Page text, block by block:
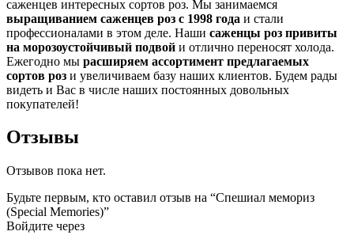
саженцев интересных сортов роз. Мы занимаемся
выращиванием саженцев роз с 1998 года и стали
профессионалами в этом деле. Наши саженцы роз привиты
на морозоустойчивый подвой и отлично переносят холода.
Ежегодно мы расширяем ассортимент предлагаемых
сортов роз и увеличиваем базу наших клиентов. Будем рады
видеть и Вас в числе наших постоянных довольных
покупателей!
Отзывы
Отзывов пока нет.
Будьте первым, кто оставил отзыв на “Спешиал мемориз
(Special Memories)”
Войдите через